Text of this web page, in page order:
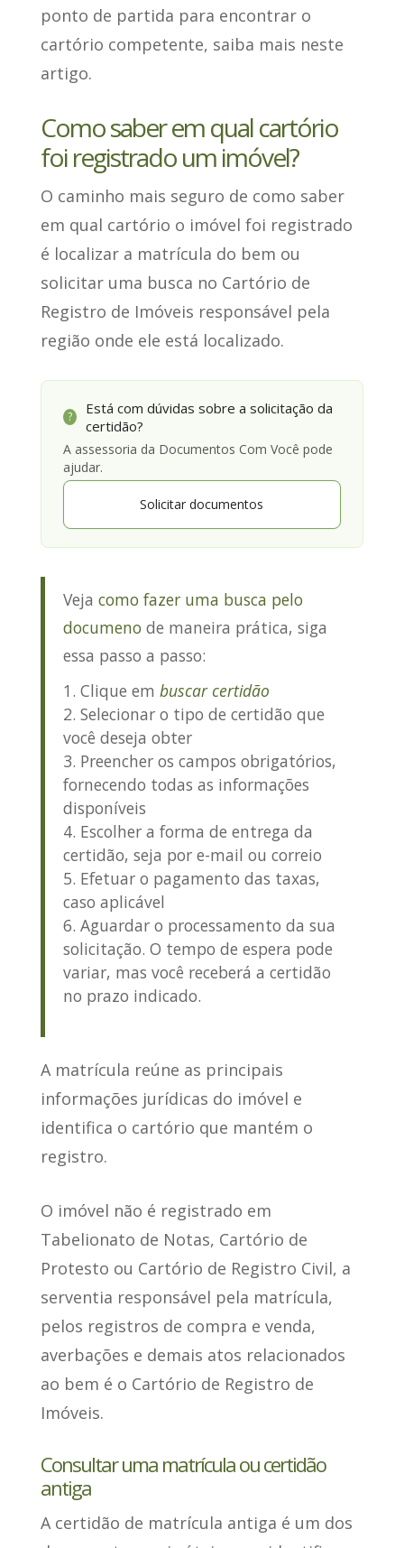
ponto de partida para encontrar o
cartório competente, saiba mais neste
artigo.
Como saber em qual cartório
foi registrado um imóvel?
O caminho mais seguro de como saber
em qual cartório o imóvel foi registrado
é localizar a matrícula do bem ou
solicitar uma busca no Cartório de
Registro de Imóveis responsável pela
região onde ele está localizado.
?
Está com dúvidas sobre a solicitação da
certidão?
A assessoria da Documentos Com Você pode
ajudar.
Solicitar documentos
Veja como fazer uma busca pelo
documeno de maneira prática, siga
essa passo a passo:
Clique em buscar certidão
Selecionar o tipo de certidão que
você deseja obter
Preencher os campos obrigatórios,
fornecendo todas as informações
disponíveis
Escolher a forma de entrega da
certidão, seja por e-mail ou correio
Efetuar o pagamento das taxas,
caso aplicável
Aguardar o processamento da sua
solicitação. O tempo de espera pode
variar, mas você receberá a certidão
no prazo indicado.
A matrícula reúne as principais
informações jurídicas do imóvel e
identifica o cartório que mantém o
registro.
O imóvel não é registrado em
Tabelionato de Notas, Cartório de
Protesto ou Cartório de Registro Civil, a
serventia responsável pela matrícula,
pelos registros de compra e venda,
averbações e demais atos relacionados
ao bem é o Cartório de Registro de
Imóveis.
Consultar uma matrícula ou certidão
antiga
A certidão de matrícula antiga é um dos